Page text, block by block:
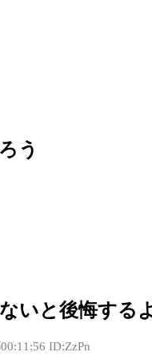
う
いと後悔する
ID:ZzPn